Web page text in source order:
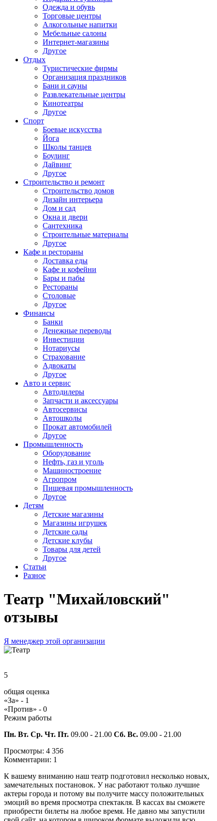
Одежда и обувь
Торговые центры
Алкогольные напитки
Мебельные салоны
Интернет-магазины
Другое
Отдых
Туристические фирмы
Организация праздников
Бани и сауны
Развлекательные центры
Кинотеатры
Другое
Спорт
Боевые искусства
Йога
Школы танцев
Боулинг
Дайвинг
Другое
Строительство и ремонт
Строительство домов
Дизайн интерьера
Дом и сад
Окна и двери
Сантехника
Строительные материалы
Другое
Кафе и рестораны
Доставка еды
Кафе и кофейни
Бары и пабы
Рестораны
Столовые
Другое
Финансы
Банки
Денежные переводы
Инвестиции
Нотариусы
Страхование
Адвокаты
Другое
Авто и сервис
Автодилеры
Запчасти и аксессуары
Автосервисы
Автошколы
Прокат автомобилей
Другое
Промышленность
Оборудование
Нефть, газ и уголь
Машиностроение
Агропром
Пищевая промышленность
Другое
Детям
Детские магазины
Магазины игрушек
Детские сады
Детские клубы
Товары для детей
Другое
Статьи
Разное
Театр "Михайловский"
отзывы
Я менеджер этой организации
5
общая оценка
«За» - 1
«Против» - 0
Режим работы
Пн. Вт. Ср. Чт. Пт. 09.00 - 21.00 Сб. Вс. 09.00 - 21.00
Просмотры: 4 356
Комментарии: 1
К вашему вниманию наш театр подготовил несколько новых,
замечательных постановок. У нас работают только лучшие
актеры города и потому вы получите массу положительных
эмоций во время просмотра спектакля. В кассах вы сможете
приобрести билеты на любое время. Не давно мы запустили